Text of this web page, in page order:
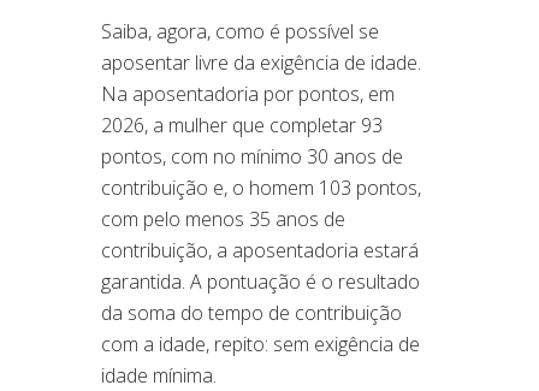
Saiba, agora, como é possível se
aposentar livre da exigência de idade.
Na aposentadoria por pontos, em
2026, a mulher que completar 93
pontos, com no mínimo 30 anos de
contribuição e, o homem 103 pontos,
com pelo menos 35 anos de
contribuição, a aposentadoria estará
garantida. A pontuação é o resultado
da soma do tempo de contribuição
com a idade, repito: sem exigência de
idade mínima.